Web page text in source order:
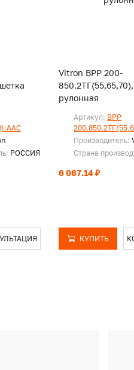
РОССИЯ
Vitron ВРР 200-
рулонная
Артикул: ВРР
Производитель:
Страна
6 067.14 ₽
КУПИТЬ